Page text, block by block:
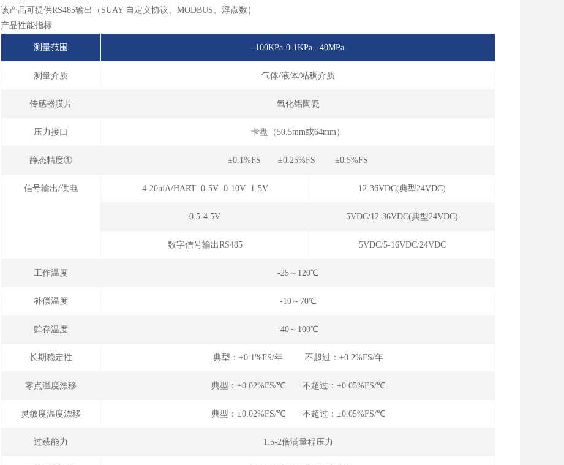
该产品可提供RS485输出（SUAY 自定义协议、MODBUS、浮点数）
产品性能指标
测量范围 -100KPa-0-1KPa...40MPa
测量介质 气体/液体/粘稠介质
传感器膜片 氧化铝陶瓷
压力接口 卡盘（50.5mm或64mm）
静态精度① ±0.1%FS ±0.25%FS ±0.5%FS
信号输出/供电 4-20mA/HART 0-5V 0-10V 1-5V 12-36VDC(典型24VDC)
0.5-4.5V 5VDC/12-36VDC(典型24VDC)
数字信号输出RS485 5VDC/5-16VDC/24VDC
工作温度 -25～120℃
补偿温度 -10～70℃
贮存温度 -40～100℃
长期稳定性 典型：±0.1%FS/年 不超过：±0.2%FS/年
零点温度漂移 典型：±0.02%FS/℃ 不超过：±0.05%FS/℃
灵敏度温度漂移 典型：±0.02%FS/℃ 不超过：±0.05%FS/℃
过载能力 1.5-2倍满量程压力